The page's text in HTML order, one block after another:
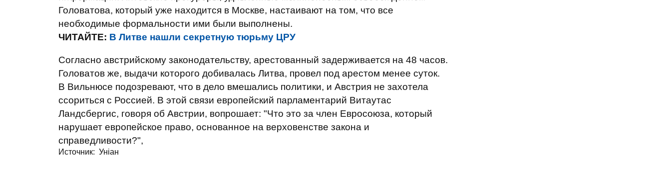
Головатова, который уже находится в Москве, настаивают на том, что все
необходимые формальности ими были выполнены.
ЧИТАЙТЕ: В Литве нашли секретную тюрьму ЦРУ
Согласно австрийскому законодательству, арестованный задерживается на 48 часов.
Головатов же, выдачи которого добивалась Литва, провел под арестом менее суток.
В Вильнюсе подозревают, что в дело вмешались политики, и Австрия не захотела
ссориться с Россией. В этой связи европейский парламентарий Витаутас
Ландсбергис, говоря об Австрии, вопрошает: "Что это за член Евросоюза, который
нарушает европейское право, основанное на верховенстве закона и
справедливости?",
Источник: Уніан